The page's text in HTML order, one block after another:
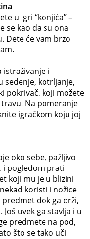
u igri “konjića” –
se kao da su ona
Dete će vam brzo
istraživanje i
sedenje, kotrljanje,
pokrivač, koji možete
Na pomeranje
igračkom koju joj
oko sebe, pažljivo
i pogledom prati
koji mu je u blizini
koristi i nožice
dok ga drži,
uvek ga stavlja i u
predmete na pod,
što se tako uči.